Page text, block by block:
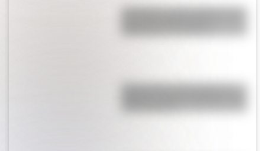
San Martín y Simón Bolívar: así
Buenos Aires al principio del